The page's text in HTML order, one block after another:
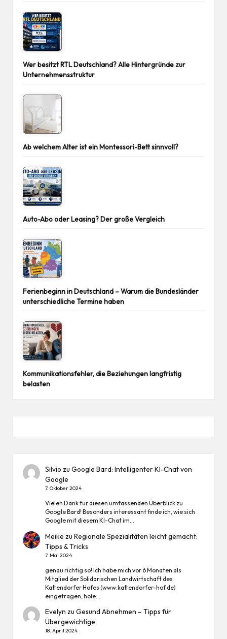
Wer besitzt RTL Deutschland? Alle Hintergründe zur
Unternehmensstruktur
Ab welchem Alter ist ein Montessori-Bett sinnvoll?
Auto-Abo oder Leasing? Der große Vergleich
Ferienbeginn in Deutschland – Warum die Bundesländer
unterschiedliche Termine haben
Kommunikationsfehler, die Beziehungen langfristig
belasten
Silvio zuGoogle Bard: Intelligenter KI-Chat von
Google
7. Oktober 2024
Vielen Dank für diesen umfassenden Überblick zu
Google Bard! Besonders interessant finde ich, wie sich
Google mit diesem KI-Chat im…
Meike zuRegionale Spezialitäten leicht gemacht:
Tipps & Tricks
7. Mai 2024
genau richtig so! Ich habe mich vor 6 Monaten als
Mitglied der Solidarischen Landwirtschaft des
Kattendorfer Hofes (www.kattendorfer-hof.de)
eingetragen, hole…
Evelyn zuGesund Abnehmen – Tipps für
Übergewichtige
18. April 2024